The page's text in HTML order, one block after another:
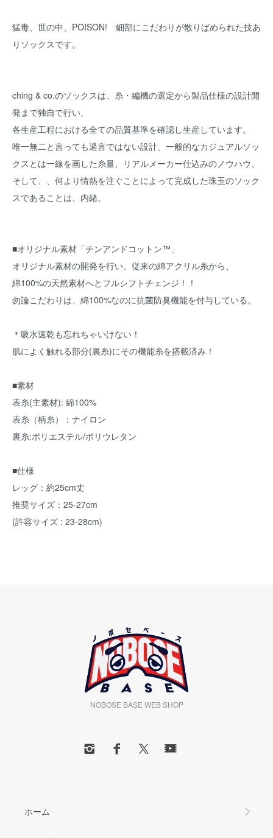
猛毒、世の中、POISON! 細部にこだわりが散りばめられた技あ
りソックスです。
ching & co.のソックスは、糸・編機の選定から製品仕様の設計開
発まで独自で行い、
各生産工程における全ての品質基準を確認し生産しています。
唯一無二と言っても過言ではない設計、一般的なカジュアルソッ
クスとは一線を画した糸量、リアルメーカー仕込みのノウハウ、
そして、、何より情熱を注ぐことによって完成した珠玉のソック
スであることは、内緒。
■オリジナル素材「チンアンドコットン™」
オリジナル素材の開発を行い、従来の綿アクリル糸から、
綿100%の天然素材へとフルシフトチェンジ！！
勿論こだわりは、綿100%なのに抗菌防臭機能を付与している。
＊吸水速乾も忘れちゃいけない！
肌によく触れる部分(裏糸)にその機能糸を搭載済み！
■素材
表糸(主素材): 綿100%
表糸（柄糸）：ナイロン
裏糸:ポリエステル/ポリウレタン
■仕様
レッグ：約25cm丈
推奨サイズ：25-27cm
(許容サイズ : 23-28cm)
NOBOSE BASE WEB SHOP
ホーム